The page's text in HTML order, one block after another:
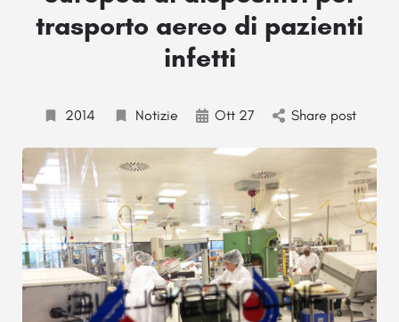
trasporto aereo di pazienti
infetti
2014 Notizie Ott 27 Share post